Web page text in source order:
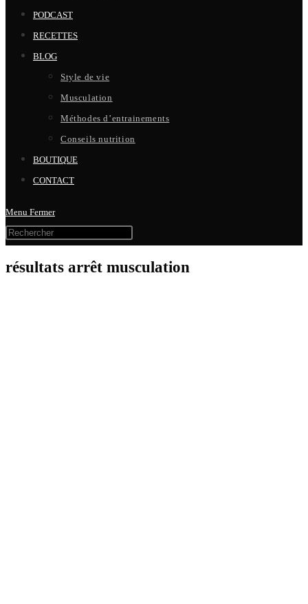
PODCAST
RECETTES
BLOG
Style de vie
Musculation
Méthodes d’entrainements
Conseils nutrition
BOUTIQUE
CONTACT
Menu Fermer
résultats arrêt musculation